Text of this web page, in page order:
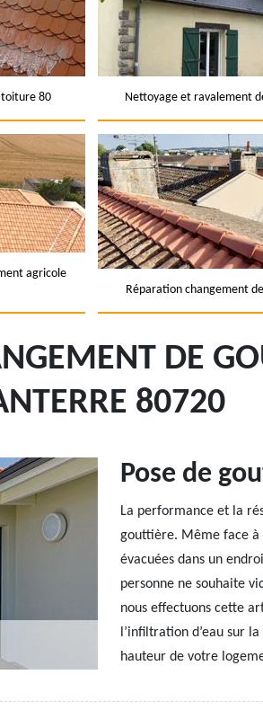
80 Nettoyage et ravalement
agricole
Réparation changement
DE
80720
Pose de
La performance et la
gouttière. Même face à
évacuées dans un
personne ne souhaite
nous effectuons cette
l’infiltration d’eau sur
hauteur de votre